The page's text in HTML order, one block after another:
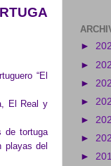
“El
El Real y
de tortuga
playas del
►
►
►
►
►
►
►